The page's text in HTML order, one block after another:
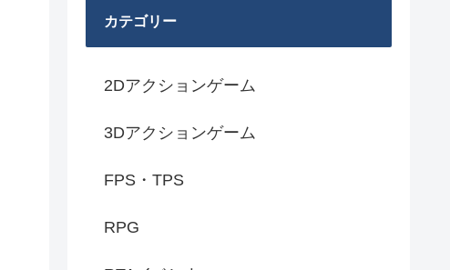
カテゴリー
2Dアクションゲーム
3Dアクションゲーム
FPS・TPS
RPG